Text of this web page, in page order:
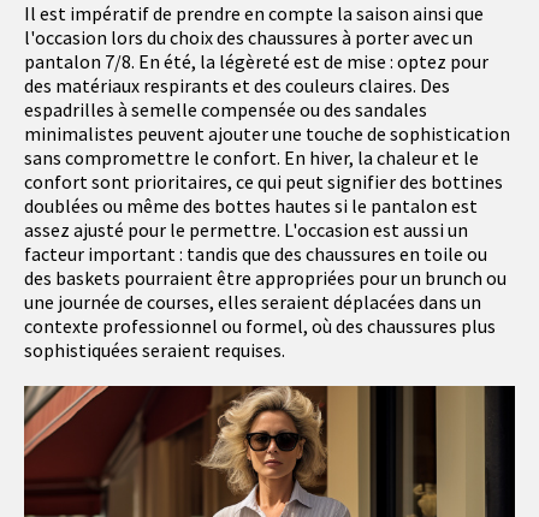
Il est impératif de prendre en compte la saison ainsi que
l'occasion lors du choix des chaussures à porter avec un
pantalon 7/8. En été, la légèreté est de mise : optez pour
des matériaux respirants et des couleurs claires. Des
espadrilles à semelle compensée ou des sandales
minimalistes peuvent ajouter une touche de sophistication
sans compromettre le confort. En hiver, la chaleur et le
confort sont prioritaires, ce qui peut signifier des bottines
doublées ou même des bottes hautes si le pantalon est
assez ajusté pour le permettre. L'occasion est aussi un
facteur important : tandis que des chaussures en toile ou
des baskets pourraient être appropriées pour un brunch ou
une journée de courses, elles seraient déplacées dans un
contexte professionnel ou formel, où des chaussures plus
sophistiquées seraient requises.